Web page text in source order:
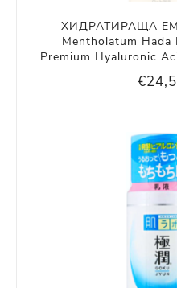
ХИДРАТИРАЩА
Mentholatum Hada
Premium Hyaluronic